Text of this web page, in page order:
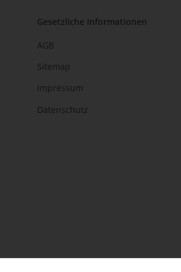
Gesetzliche Informationen
AGB
Sitemap
Impressum
Datenschutz